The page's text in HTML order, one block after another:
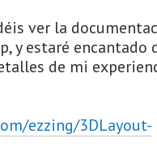
ver la
y estaré encantado
de mi
ezzing/3DLayout-